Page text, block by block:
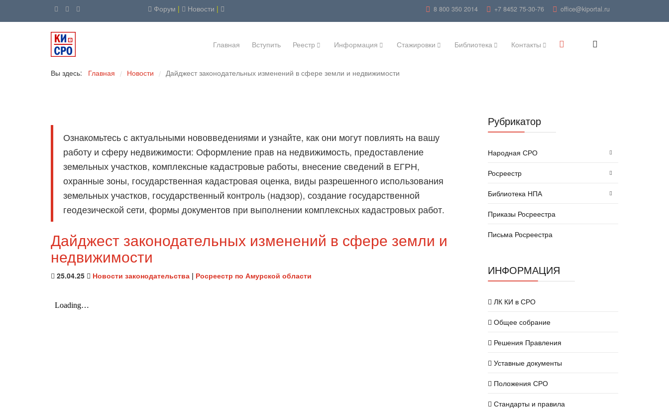
Форум | Новости | 8 800 350 2014 +7 8452 75-30-76 office@kiportal.ru
Главная Вступить Реестр Информация Стажировки Библиотека Контакты
Вы здесь: Главная / Новости / Дайджест законодательных изменений в сфере земли и недвижимости
Ознакомьтесь с актуальными нововведениями и узнайте, как они могут повлиять на вашу
работу и сферу недвижимости: Оформление прав на недвижимость, предоставление
земельных участков, комплексные кадастровые работы, внесение сведений в ЕГРН,
охранные зоны, государственная кадастровая оценка, виды разрешенного использования
земельных участков, государственный контроль (надзор), создание государственной
геодезической сети, формы документов при выполнении комплексных кадастровых работ.
Дайджест законодательных изменений в сфере земли и
недвижимости
25.04.25 Новости законодательства | Росреестр по Амурской области
Рубрикатор
Народная СРО
Росреестр
Библиотека НПА
Приказы Росреестра
Письма Росреестра
ИНФОРМАЦИЯ
ЛК КИ в СРО
Общее собрание
Решения Правления
Уставные документы
Положения СРО
Стандарты и правила